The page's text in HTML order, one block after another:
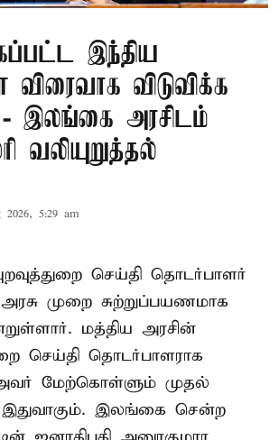
இந்திய
விடுவிக்க
இலங்கை அரசிடம்
வலியுறுத்தல்
2026, 5:29 am
செய்தி தொடர்பாளர்
அரசு முறை சுற்றுப்பயணமாக
மத்திய அரசின்
செய்தி தொடர்பாளராக
மேற்கொள்ளும் முதல்
இதுவாகும். இலங்கை சென்ற